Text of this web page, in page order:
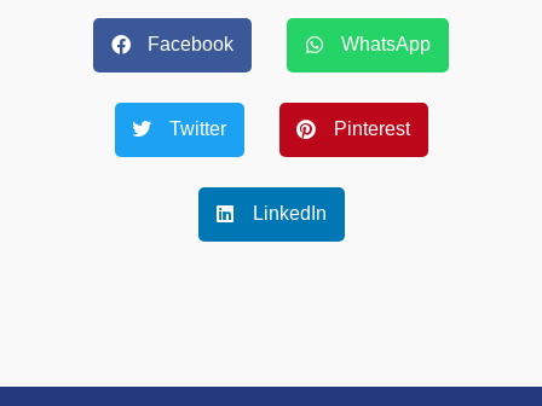
Facebook WhatsApp
Twitter Pinterest
LinkedIn